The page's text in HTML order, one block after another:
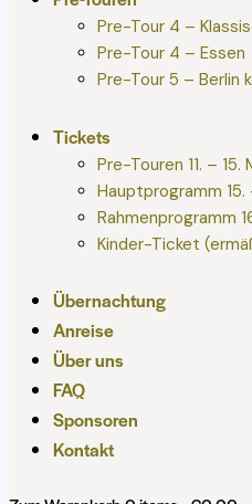
Pre-Tour 4 –
Pre-Tour 4 – Essen
Pre-Tour 5 – Berlin
Tickets
Pre-Touren 11. – 15.
Hauptprogramm 15.
Rahmenprogramm
Kinder-Ticket
Übernachtung
Anreise
Über uns
FAQ
Sponsoren
Kontakt